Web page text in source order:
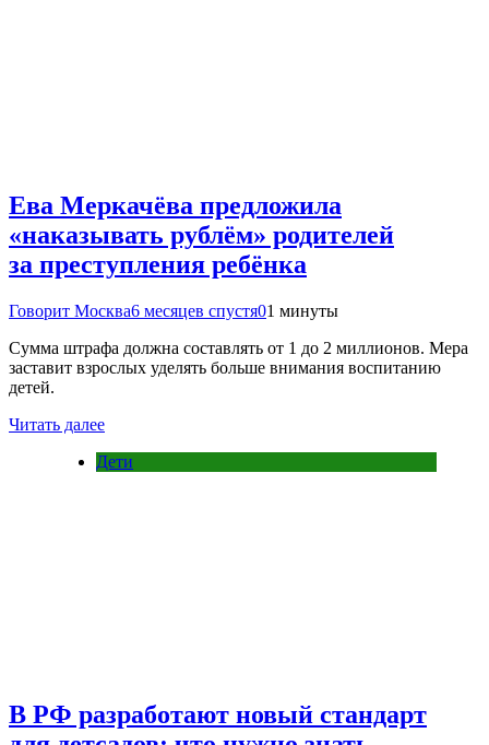
Ева Меркачёва предложила
«наказывать рублём» родителей
за преступления ребёнка
Говорит Москва6 месяцев спустя01 минуты
Сумма штрафа должна составлять от 1 до 2 миллионов. Мера
заставит взрослых уделять больше внимания воспитанию
детей.
Читать далее
Дети
В РФ разработают новый стандарт